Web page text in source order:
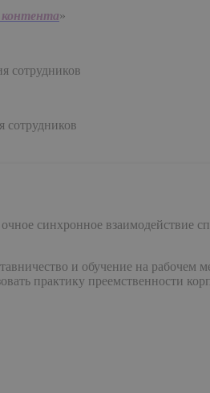
»
сотрудников
сотрудников
синхронное взаимодействие
и обучение на рабочем
практику преемственности